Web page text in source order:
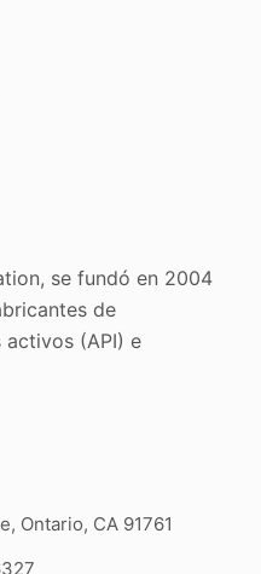
se fundó en 2004
de
(API) e
Ontario, CA 91761